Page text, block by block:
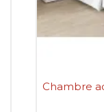
Chambre